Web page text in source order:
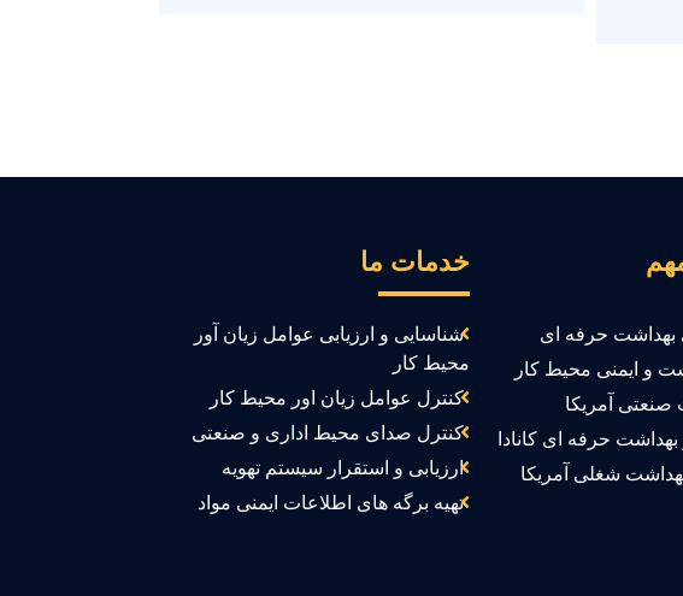
بهداشت حرفه ای
و ایمنی محیط کار
صنعتی آمریکا
حرفه ای کانادا
بهداشت شغلی آمریکا
خدمات ما
شناسایی و ارزیابی عوامل زیان آور
محیط کار
کنترل عوامل زیان اور محیط کار
کنترل صدای محیط اداری و صنعتی
ارزیابی و استقرار سیستم تهویه
تهیه برگه های اطلاعات ایمنی مواد